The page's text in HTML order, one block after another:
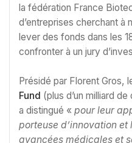
la fédération France
d’entreprises cherchant à
lever des fonds dans les
confronter à un jury
Présidé par Florent Gros,
Fund (plus d’un milliard
a distingué « pour leur
porteuse d’innovation
avancées médicales et